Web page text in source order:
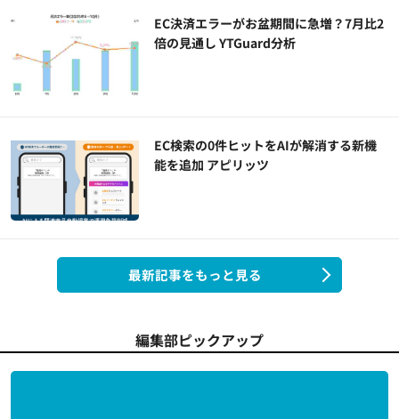
EC決済エラーがお盆期間に急増？7月比2
倍の見通し YTGuard分析
EC検索の0件ヒットをAIが解消する新機
能を追加 アピリッツ
最新記事をもっと見る
編集部ピックアップ